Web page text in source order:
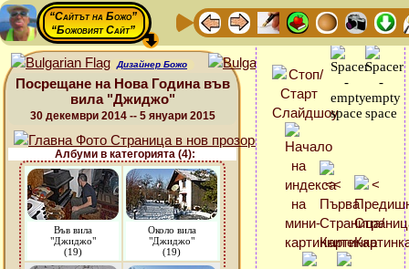
“Сайтът на Божо”
“Божовият Сайт”
Дизайнер Божо
Посрещане на Нова Година във
вила "Джиджо"
30 декември 2014 -- 5 януари 2015
Албуми в категорията (4):
Във вила
"Джиджо"
(19)
Около вила
"Джиджо"
(19)